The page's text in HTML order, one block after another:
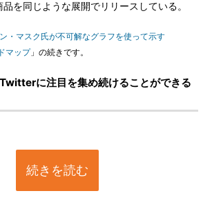
を同じような展開でリリースしている。
・マスク氏が不可解なグラフを使って示す
マップ」の続きです。
に注目を集め続けることができる
続きを読む